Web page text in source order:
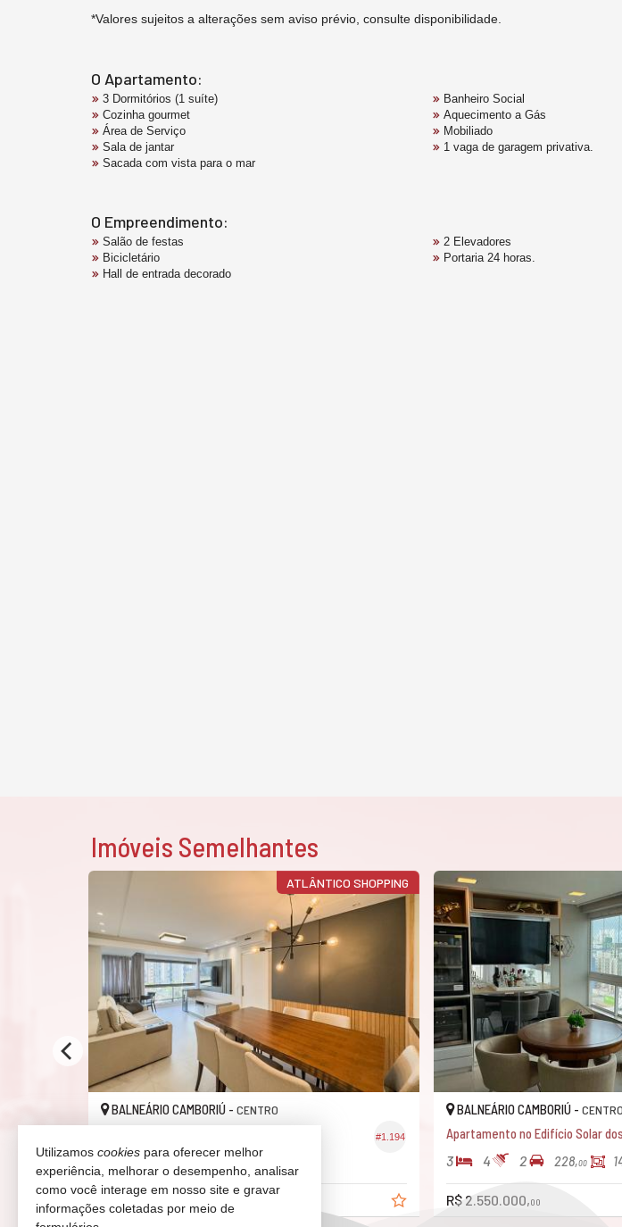
*Valores sujeitos a alterações sem aviso prévio, consulte disponibilidade.
O Apartamento:
3 Dormitórios (1 suíte)
Cozinha gourmet
Área de Serviço
Sala de jantar
Sacada com vista para o mar
Banheiro Social
Aquecimento a Gás
Mobiliado
1 vaga de garagem privativa.
O Empreendimento:
Salão de festas
Bicicletário
Hall de entrada decorado
2 Elevadores
Portaria 24 horas.
Imóveis Semelhantes
ATLÂNTICO SHOPPING
#1.194
BALNEÁRIO CAMBORIÚ - CENTRO
3 2 1 157, 126,
R$ 2.200.000,
BALNEÁRIO CAMBORIÚ -CENTRO
Apartamento no Edifício Solar
3 4 2 228,00
R$ 2.550.000,00
Utilizamos cookies para oferecer melhor
experiência, melhorar o desempenho, analisar
como você interage em nosso site e gravar
informações coletadas por meio de